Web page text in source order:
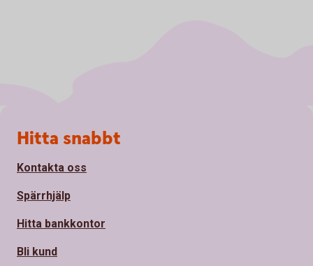
Sidfot
Hitta snabbt
Kontakta oss
Spärrhjälp
Hitta bankkontor
Bli kund